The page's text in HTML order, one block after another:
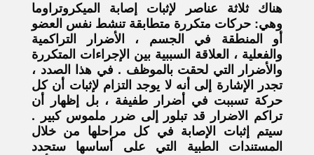
هناك ثلاثة عناصر لإثبات إصابة الميكروتراوما
وهي: حركات متكررة متطابقة تنشط نفس العضو
أو المنطقة في الجسم ، الأضرار التراكمية
والفعلية ، العلاقة السببية بين الإجراءات المتكررة
والأضرار التي لحقت بالموظف . في هذا الصدد ،
تجدر الإشارة إلى أنه لا يوجد التزام لإثبات أن كل
حركة تسببت في أضرار طفيفة ، بل إظهار أن
تراكم الاضرار قد تبلور إلى ضرر ملموس كبير .
سيتم إثبات الإصابة في كل مراحلها من خلال
المستندات الطبية التي على أساسها ستحدد